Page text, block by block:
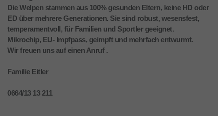
Die Welpen stammen aus 100% gesunden Eltern, keine HD oder
ED über mehrere Generationen. Sie sind robust, wesensfest,
temperamentvoll, für Familien und Sportler geeignet.
Mikrochip, EU- Impfpass, geimpft und mehrfach entwurmt.
Wir freuen uns auf einen Anruf .
Familie Eitler
0664/13 13 211